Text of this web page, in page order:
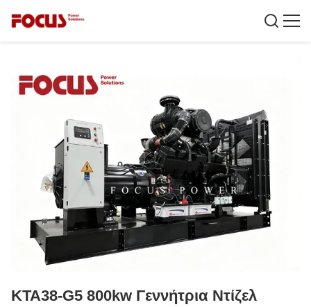
KTA38-G5 800kw Γεννήτρια Ντίζελ